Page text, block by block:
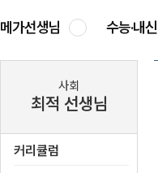
메가선생님 수능·내신
사회
최적 선생님
커리큘럼